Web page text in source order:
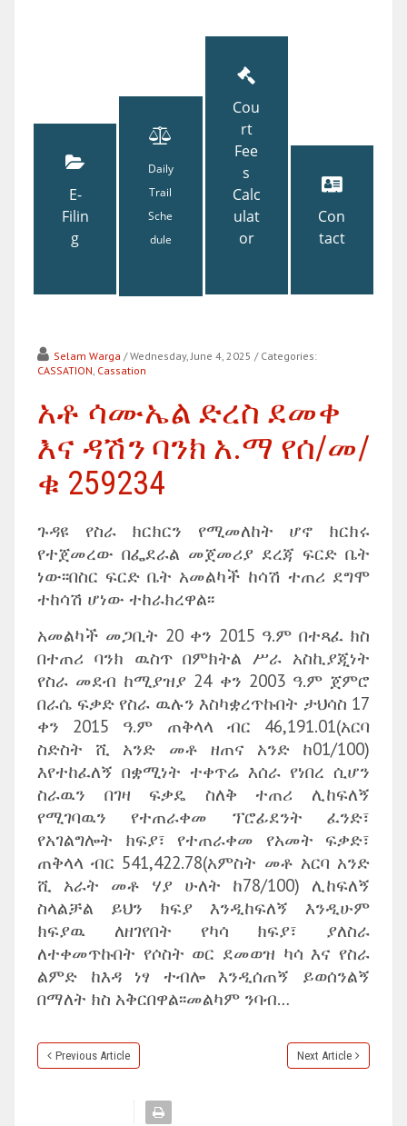
E-
Filin
g
Daily
Trail
Sche
dule
Cou
rt
Fee
s
Calc
ulat
or
Con
tact
Selam Warga / Wednesday, June 4, 2025 / Categories:
CASSATION, Cassation
አቶ ሳሙኤል ድረስ ደመቀ
እና ዳሽን ባንክ አ.ማ የሰ/መ/
ቁ 259234
ጉዳዩ የስራ ክርክርን የሚመለከት ሆኖ ክርክሩ
የተጀመረው በፌደራል መጀመሪያ ደረጃ ፍርድ ቤት
ነው፡፡በስር ፍርድ ቤት አመልካች ከሳሽ ተጠሪ ደግሞ
ተከሳሽ ሆነው ተከራክረዋል፡፡
አመልካች መጋቢት 20 ቀን 2015 ዓ.ም በተጻፈ ክስ
በተጠሪ ባንክ ዉስጥ በምክትል ሥራ አስኪያጂነት
የስራ መደብ ከሚያዝያ 24 ቀን 2003 ዓ.ም ጀምሮ
በራሴ ፍቃድ የስራ ዉሉን እስካቋረጥኩበት ታህሳስ 17
ቀን 2015 ዓ.ም ጠቅላላ ብር 46,191.01(አርባ
ስድስት ሺ አንድ መቶ ዘጠና አንድ ከ01/100)
እየተከፈለኝ በቋሚነት ተቀጥሬ እሰራ የነበረ ሲሆን
ስራዉን በገዛ ፍቃዴ ስለቅ ተጠሪ ሊከፍለኝ
የሚገባዉን የተጠራቀመ ፕሮፊደንት ፈንድ፣
የአገልግሎት ክፍያ፣ የተጠራቀመ የአመት ፍቃድ፣
ጠቅላላ ብር 541,422.78(አምስት መቶ አርባ አንድ
ሺ አራት መቶ ሃያ ሁለት ከ78/100) ሊከፍለኝ
ስላልቻል ይህን ክፍያ እንዲከፍለኝ እንዲሁም
ክፍያዉ ለዘገየበት የካሳ ክፍያ፣ ያለስራ
ለተቀመጥኩበት የሶስት ወር ደመወዝ ካሳ እና የስራ
ልምድ ከእዳ ነፃ ተብሎ እንዲሰጠኝ ይወሰንልኝ
በማለት ክስ አቅርበዋል፡፡መልካም ንባብ…
Previous Article Next Article